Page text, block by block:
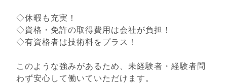
◇休暇も充実！
◇資格・免許の取得費用は会社が負担！
◇有資格者は技術料をプラス！
このような強みがあるため、未経験者・経験者問
わず安心して働いていただけます。